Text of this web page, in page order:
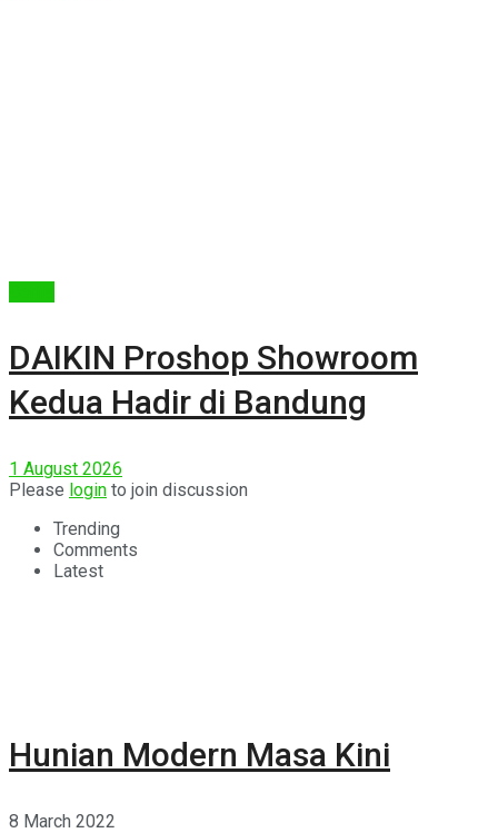
DAIKIN Proshop Showroom
Kedua Hadir di Bandung
1 August 2026
Please login to join discussion
Trending
Comments
Latest
Hunian Modern Masa Kini
8 March 2022